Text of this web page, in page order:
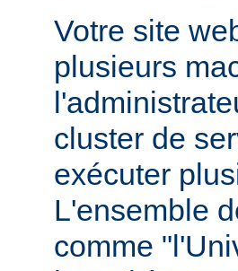
Votre site
plusieurs
cluster de
exécuter
L'ensemble
comme